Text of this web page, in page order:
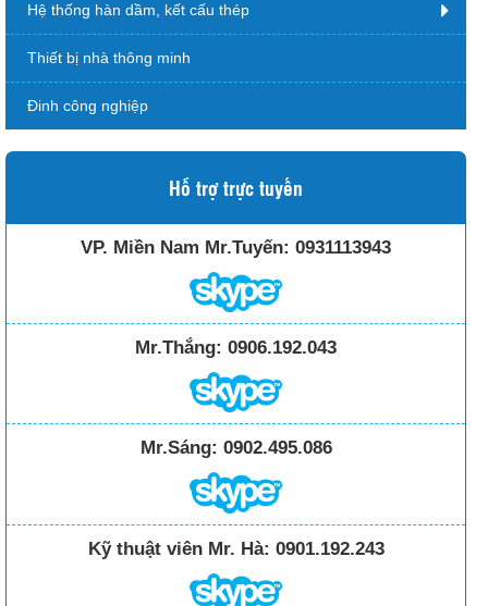
Hệ thống hàn dầm, kết cấu thép
Thiết bị nhà thông minh
Đinh công nghiệp
Hỗ trợ trực tuyến
VP. Miền Nam Mr.Tuyến: 0931113943
Mr.Thắng: 0906.192.043
Mr.Sáng: 0902.495.086
Kỹ thuật viên Mr. Hà: 0901.192.243